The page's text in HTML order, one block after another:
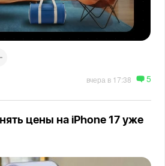
вчера в 17:38 5
цены на iPhone 17 уже